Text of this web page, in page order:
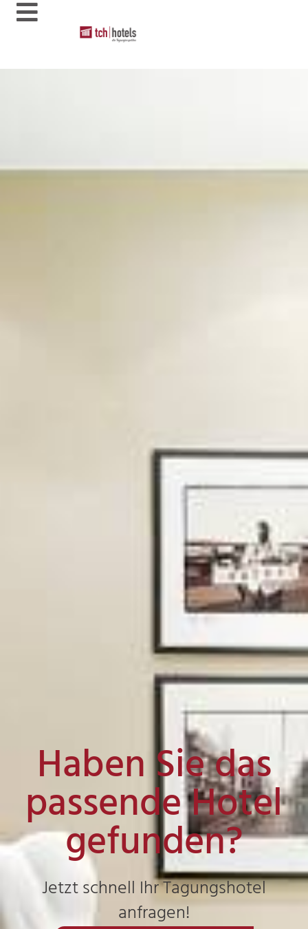
Haben Sie das
passende Hotel
gefunden?
Jetzt schnell Ihr Tagungshotel
anfragen!